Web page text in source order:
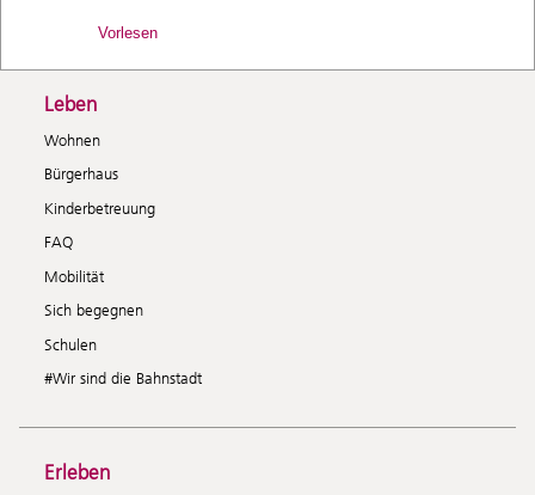
Vorlesen
Leben
Wohnen
Bürgerhaus
Kinderbetreuung
FAQ
Mobilität
Sich begegnen
Schulen
#Wir sind die Bahnstadt
Erleben